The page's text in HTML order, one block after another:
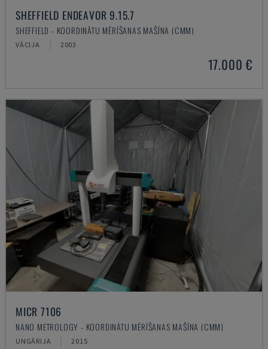
SHEFFIELD ENDEAVOR 9.15.7
SHEFFIELD - KOORDINĀTU MĒRĪŠANAS MAŠĪNA (CMM)
VĀCIJA 2003
17.000 €
MICR 7106
NANO METROLOGY - KOORDINĀTU MĒRĪŠANAS MAŠĪNA (CMM)
UNGĀRIJA 2015